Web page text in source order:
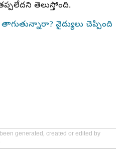
తెలుస్తోంది.
వైద్యులు చెప్పింది
generated, created or edited by